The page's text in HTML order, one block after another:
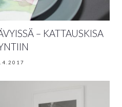
– KATTAUSKISA